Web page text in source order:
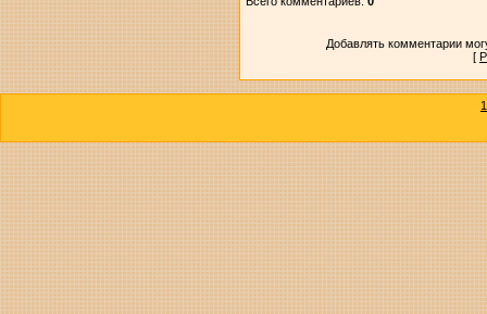
Добавлять комментарии
[